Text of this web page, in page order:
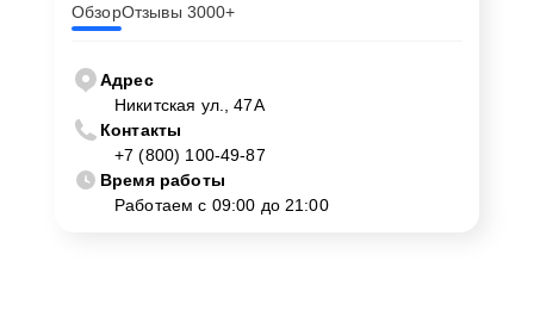
ОбзорОтзывы 3000+
Адрес
Никитская ул., 47А
Контакты
+7 (800) 100-49-87
Время работы
Работаем с 09:00 до 21:00